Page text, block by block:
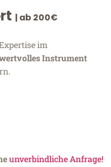
| ab 200€
im
Instrument
unverbindliche Anfrage!